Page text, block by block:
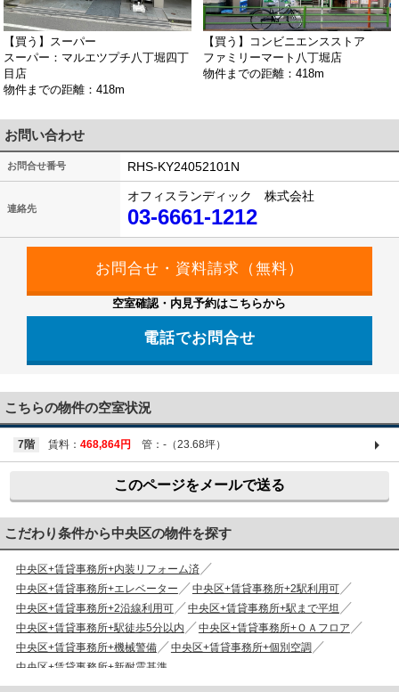
【買う】スーパー
スーパー：マルエツプチ八丁堀四丁
目店
物件までの距離：418m
【買う】コンビニエンスストア
ファミリーマート八丁堀店
物件までの距離：418m
お問い合わせ
お問合せ番号 RHS-KY24052101N
連絡先
オフィスランディック 株式会社
03-6661-1212
空室確認・内見予約はこちらから
電話でお問合せ
こちらの物件の空室状況
7階 賃料： 468,864円 管：-（23.68坪）
このページをメールで送る
こだわり条件から中央区の物件を探す
中央区+賃貸事務所+内装リフォーム済
中央区+賃貸事務所+エレベーター
中央区+賃貸事務所+2駅利用可
中央区+賃貸事務所+2沿線利用可
中央区+賃貸事務所+駅まで平坦
中央区+賃貸事務所+駅徒歩5分以内
中央区+賃貸事務所+ＯＡフロア
中央区+賃貸事務所+機械警備
中央区+賃貸事務所+個別空調
中央区+賃貸事務所+新耐震基準